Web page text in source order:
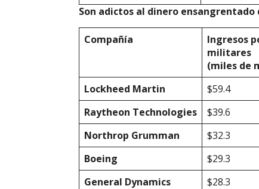
Son adictos al dinero ensangrentado
Compañía
Ingresos
militares
(miles de
Lockheed Martin $59.4
Raytheon Technologies $39.6
Northrop Grumman $32.3
Boeing
$29.3
General Dynamics $28.3